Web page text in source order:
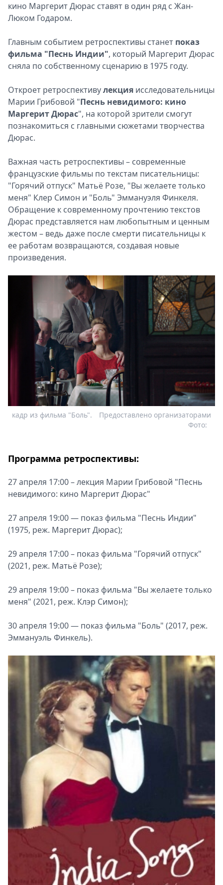
кино Маргерит Дюрас ставят в один ряд с Жан-
Люком Годаром.
Главным событием ретроспективы станет показ
фильма "Песнь Индии", который Маргерит Дюрас
сняла по собственному сценарию в 1975 году.
Откроет ретроспективулекция исследовательницы
Марии Грибовой "Песнь невидимого: кино
Маргерит Дюрас", на которой зрители смогут
познакомиться с главными сюжетами творчества
Дюрас.
Важная часть ретроспективы – современные
французские фильмы по текстам писательницы:
"Горячий отпуск" Матьё Розе, "Вы желаете только
меня" Клер Симон и "Боль" Эммануэля Финкеля.
Обращение к современному прочтению текстов
Дюрас представляется нам любопытным и ценным
жестом – ведь даже после смерти писательницы к
ее работам возвращаются, создавая новые
произведения.
кадр из фильма "Боль".
Предоставлено организаторами
Фото:
Программа ретроспективы:
27 апреля 17:00 – лекция Марии Грибовой "Песнь
невидимого: кино Маргерит Дюрас"
27 апреля 19:00 — показ фильма "Песнь Индии"
(1975, реж. Маргерит Дюрас);
29 апреля 17:00 – показ фильма "Горячий отпуск"
(2021, реж. Матьё Розе);
29 апреля 19:00 – показ фильма "Вы желаете только
меня" (2021, реж. Клэр Симон);
30 апреля 19:00 — показ фильма "Боль" (2017, реж.
Эммануэль Финкель).